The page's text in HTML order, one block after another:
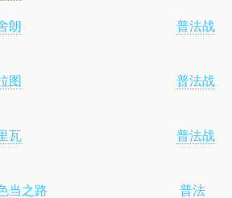
朗
普法战
图
普法战
瓦
普法战
当之路
普法